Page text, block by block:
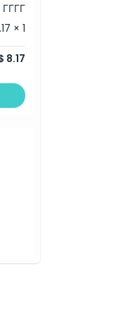
× 1
8.17